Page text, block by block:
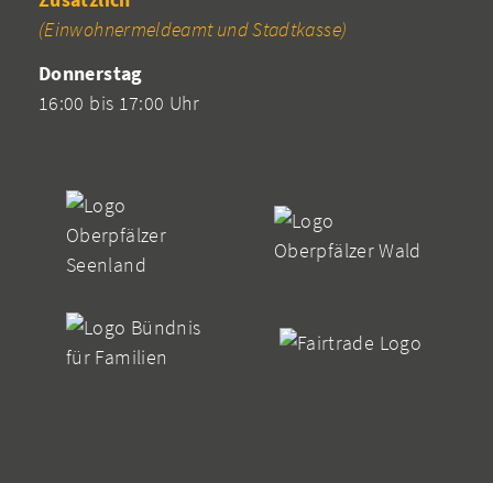
(Einwohnermeldeamt und Stadtkasse)
Donnerstag
16:00 bis 17:00 Uhr